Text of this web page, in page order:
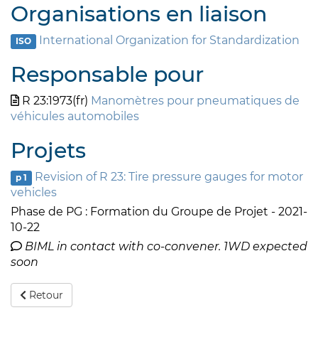
Organisations en liaison
ISO International Organization for Standardization
Responsable pour
R 23:1973(fr) Manomètres pour pneumatiques de
véhicules automobiles
Projets
p 1
Revision of R 23: Tire pressure gauges for motor
vehicles
Phase de PG : Formation du Groupe de Projet - 2021-
10-22
BIML in contact with co-convener. 1WD expected
soon
Retour